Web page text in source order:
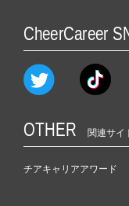
CheerCareer
OTHER 関連サイ
チアキャリアアワード